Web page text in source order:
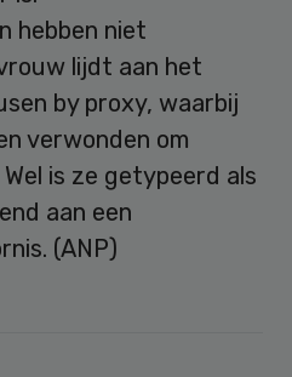
hebben niet
lijdt aan het
by proxy, waarbij
verwonden om
is ze getypeerd als
aan een
(ANP)